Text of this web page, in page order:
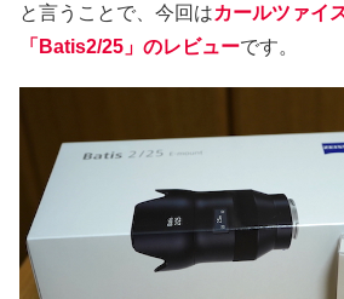
と言うことで、今回はカールツァイ
「Batis2/25」のレビューです。